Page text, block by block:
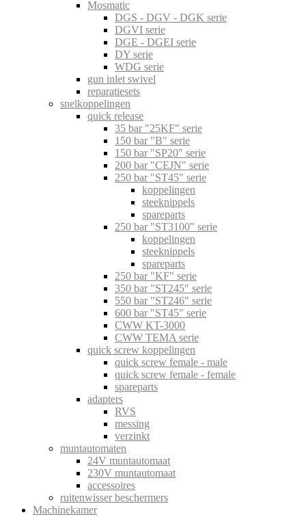
Mosmatic
DGS - DGV - DGK serie
DGVI serie
DGE - DGEI serie
DY serie
WDG serie
gun inlet swivel
reparatiesets
snelkoppelingen
quick release
35 bar "25KF" serie
150 bar "B" serie
150 bar "SP20" serie
200 bar "CEJN" serie
250 bar "ST45" serie
koppelingen
steeknippels
spareparts
250 bar "ST3100" serie
koppelingen
steeknippels
spareparts
250 bar "KF" serie
350 bar "ST245" serie
550 bar "ST246" serie
600 bar "ST45" serie
CWW KT-3000
CWW TEMA serie
quick screw koppelingen
quick screw female - male
quick screw female - female
spareparts
adapters
RVS
messing
verzinkt
muntautomaten
24V muntautomaat
230V muntautomaat
accessoires
ruitenwisser beschermers
Machinekamer